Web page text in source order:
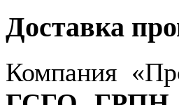
Доставка
Компания